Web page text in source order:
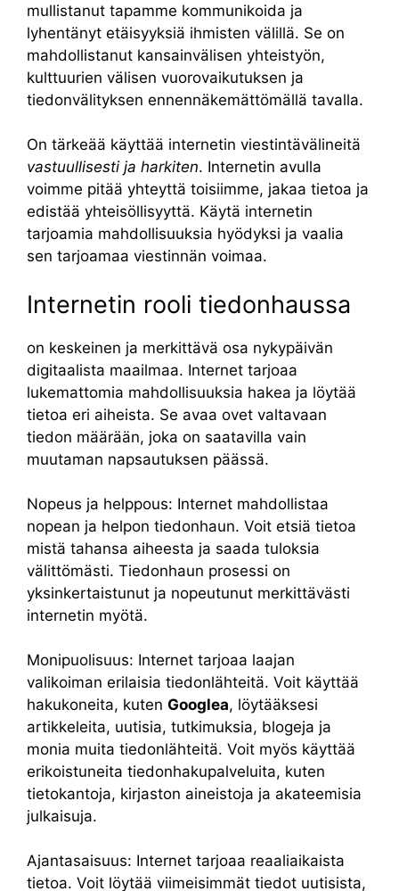
mullistanut tapamme kommunikoida ja
lyhentänyt etäisyyksiä ihmisten välillä. Se on
mahdollistanut kansainvälisen yhteistyön,
kulttuurien välisen vuorovaikutuksen ja
tiedonvälityksen ennennäkemättömällä tavalla.
On tärkeää käyttää internetin viestintävälineitä
vastuullisesti ja harkiten. Internetin avulla
voimme pitää yhteyttä toisiimme, jakaa tietoa ja
edistää yhteisöllisyyttä. Käytä internetin
tarjoamia mahdollisuuksia hyödyksi ja vaalia
sen tarjoamaa viestinnän voimaa.
Internetin rooli tiedonhaussa
on keskeinen ja merkittävä osa nykypäivän
digitaalista maailmaa. Internet tarjoaa
lukemattomia mahdollisuuksia hakea ja löytää
tietoa eri aiheista. Se avaa ovet valtavaan
tiedon määrään, joka on saatavilla vain
muutaman napsautuksen päässä.
Nopeus ja helppous: Internet mahdollistaa
nopean ja helpon tiedonhaun. Voit etsiä tietoa
mistä tahansa aiheesta ja saada tuloksia
välittömästi. Tiedonhaun prosessi on
yksinkertaistunut ja nopeutunut merkittävästi
internetin myötä.
Monipuolisuus: Internet tarjoaa laajan
valikoiman erilaisia tiedonlähteitä. Voit käyttää
hakukoneita, kuten Googlea, löytääksesi
artikkeleita, uutisia, tutkimuksia, blogeja ja
monia muita tiedonlähteitä. Voit myös käyttää
erikoistuneita tiedonhakupalveluita, kuten
tietokantoja, kirjaston aineistoja ja akateemisia
julkaisuja.
Ajantasaisuus: Internet tarjoaa reaaliaikaista
tietoa. Voit löytää viimeisimmät tiedot uutisista,